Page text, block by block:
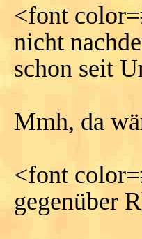
<font
nicht
schon seit
Mmh, da
<font
gegenüber